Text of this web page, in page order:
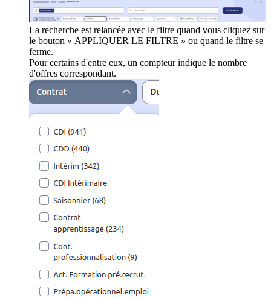
La recherche est relancée avec le filtre quand vous cliquez sur
le bouton « APPLIQUER LE FILTRE » ou quand le filtre se
ferme.
Pour certains d'entre eux, un compteur indique le nombre
d'offres correspondant.